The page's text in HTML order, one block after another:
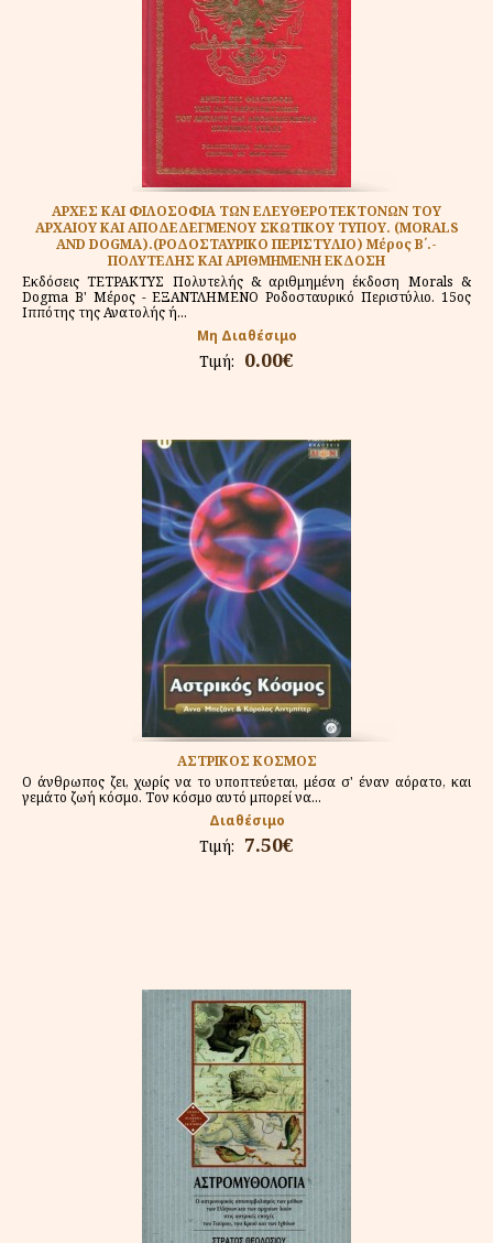
ΑΡΧΕΣ ΚΑΙ ΦΙΛΟΣΟΦΙΑ ΤΩΝ ΕΛΕΥΘΕΡΟΤΕΚΤΟΝΩΝ ΤΟΥ
ΑΡΧΑΙΟΥ ΚΑΙ ΑΠΟΔΕΔΕΓΜΕΝΟΥ ΣΚΩΤΙΚΟΥ ΤΥΠΟΥ. (MORALS
AND DOGMA).(ΡΟΔΟΣΤΑΥΡΙΚΟ ΠΕΡΙΣΤΥΛΙΟ) Μέρος Β΄.-
ΠΟΛΥΤΕΛΗΣ ΚΑΙ ΑΡΙΘΜΗΜΕΝΗ ΕΚΔΟΣΗ
Εκδόσεις ΤΕΤΡΑΚΤΥΣ Πολυτελής & αριθμημένη έκδοση Morals &
Dogma Β' Μέρος - ΕΞΑΝΤΛΗΜΕΝΟ Ροδοσταυρικό Περιστύλιο. 15ος
Ιππότης της Ανατολής ή...
Μη Διαθέσιμο
Τιμή: 0.00€
ΑΣΤΡΙΚΟΣ ΚΟΣΜΟΣ
Ο άνθρωπος ζει, χωρίς να το υποπτεύεται, μέσα σ' έναν αόρατο, και
γεμάτο ζωή κόσμο. Τον κόσμο αυτό μπορεί να...
Διαθέσιμο
Τιμή: 7.50€